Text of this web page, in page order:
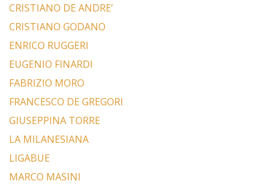
CRISTIANO DE ANDRE’
CRISTIANO GODANO
ENRICO RUGGERI
EUGENIO FINARDI
FABRIZIO MORO
FRANCESCO DE GREGORI
GIUSEPPINA TORRE
LA MILANESIANA
LIGABUE
MARCO MASINI